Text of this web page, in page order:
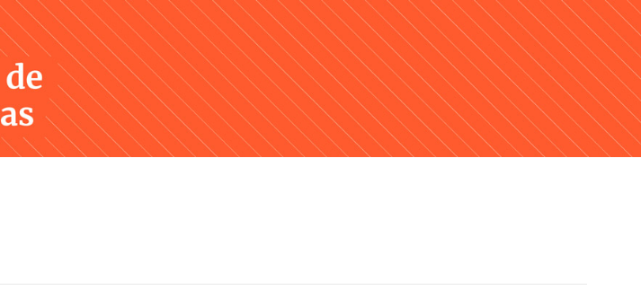
Skip
to
content